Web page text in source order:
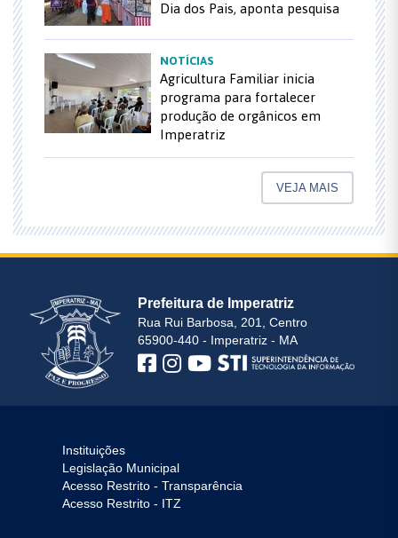
Dia dos Pais, aponta pesquisa
NOTÍCIAS
Agricultura Familiar inicia
programa para fortalecer
produção de orgânicos em
Imperatriz
VEJA MAIS
Prefeitura de Imperatriz
Rua Rui Barbosa, 201, Centro
65900-440 - Imperatriz - MA
Instituições
Legislação Municipal
Acesso Restrito - Transparência
Acesso Restrito - ITZ